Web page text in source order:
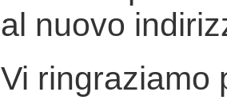
al nuovo
Vi ringraziamo